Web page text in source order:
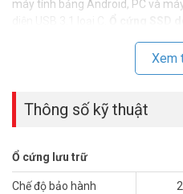
máy tính bảng Android, PC và
Xem
Thông số kỹ thuật
Ổ cứng lưu trữ
Chế độ bảo hành